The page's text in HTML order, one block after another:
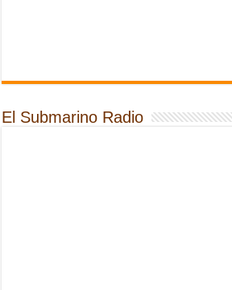
El Submarino Radio